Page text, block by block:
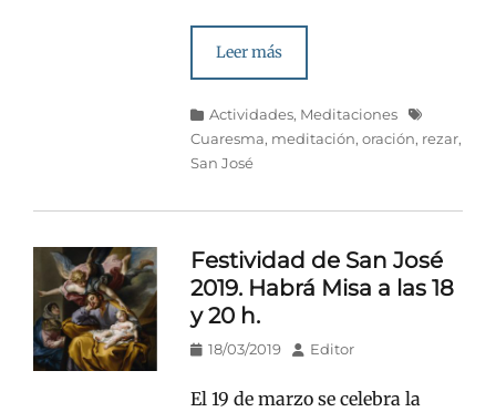
Leer más
Categorías
Actividades, Meditaciones
Etiquetas
Cuaresma, meditación,oración, rezar,
San José
Festividad de San José
2019. Habrá Misa a las 18
y 20 h.
Publicado
18/03/2019 AutorEditor
El 19 de marzo se celebra la